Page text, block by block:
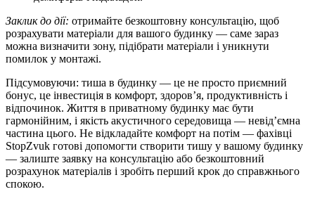
Заклик до дії: отримайте безкоштовну консультацію, щоб
розрахувати матеріали для вашого будинку — саме зараз
можна визначити зону, підібрати матеріали і уникнути
помилок у монтажі.
Підсумовуючи: тиша в будинку — це не просто приємний
бонус, це інвестиція в комфорт, здоров’я, продуктивність і
відпочинок. Життя в приватному будинку має бути
гармонійним, і якість акустичного середовища — невід’ємна
частина цього. Не відкладайте комфорт на потім — фахівці
StopZvuk готові допомогти створити тишу у вашому будинку
— залиште заявку на консультацію або безкоштовний
розрахунок матеріалів і зробіть перший крок до справжнього
спокою.